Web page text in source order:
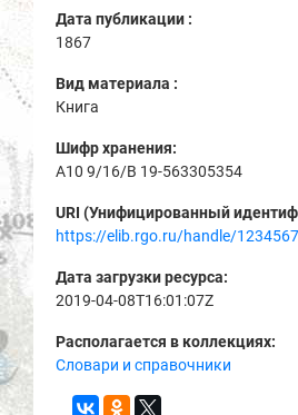
Дата публикации :
1867
Вид материала :
Книга
Шифр хранения:
A10 9/16/В 19-563305354
URI (Унифицированный
https://elib.rgo.ru/handle/
Дата загрузки ресурса:
2019-04-08T16:01:07Z
Располагается в коллекциях:
Словари и справочники